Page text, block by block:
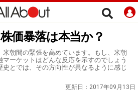
価暴落は本当か？
朝間の緊張を高めています。もし、米朝
ーケットはどんな反応を示すのでしょう
とでは、その方向性が異なるように感じ
更新日： 2017年09月13日